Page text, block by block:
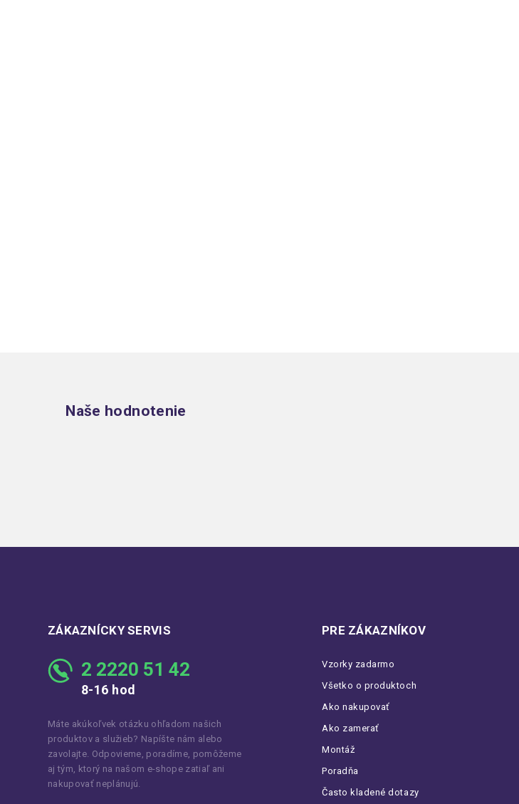
Naše hodnotenie
ZÁKAZNÍCKY SERVIS
2 2220 51 42
8-16 hod
Máte akúkoľvek otázku ohľadom našich
produktov a služieb? Napíšte nám alebo
zavolajte. Odpovieme, poradíme, pomôžeme
aj tým, ktorý na našom e-shope zatiaľ ani
nakupovať neplánujú.
PRE ZÁKAZNÍKOV
Vzorky zadarmo
Všetko o produktoch
Ako nakupovať
Ako zamerať
Montáž
Poradňa
Často kladené dotazy